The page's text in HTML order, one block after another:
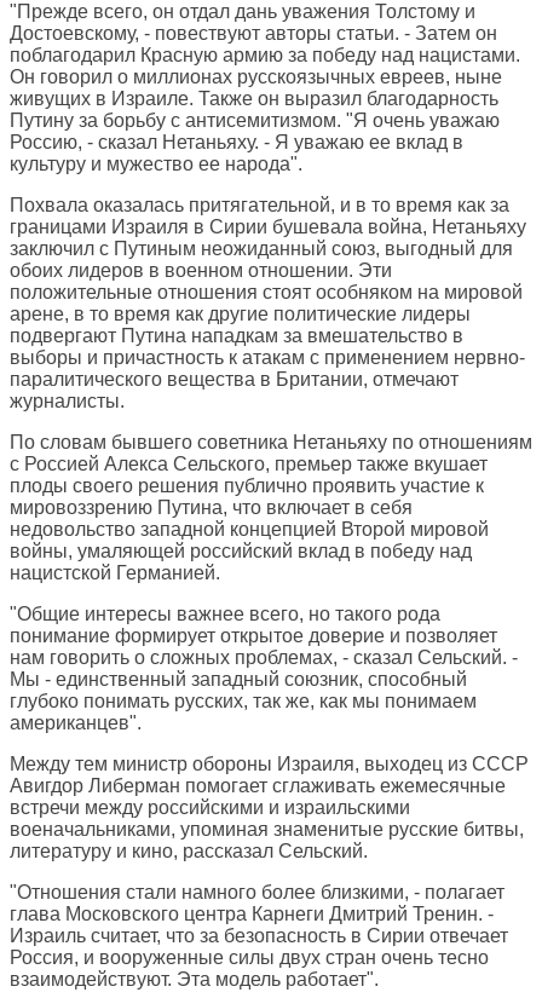
"Прежде всего, он отдал дань уважения Толстому и
Достоевскому, - повествуют авторы статьи. - Затем он
поблагодарил Красную армию за победу над нацистами.
Он говорил о миллионах русскоязычных евреев, ныне
живущих в Израиле. Также он выразил благодарность
Путину за борьбу с антисемитизмом. "Я очень уважаю
Россию, - сказал Нетаньяху. - Я уважаю ее вклад в
культуру и мужество ее народа".
Похвала оказалась притягательной, и в то время как за
границами Израиля в Сирии бушевала война, Нетаньяху
заключил с Путиным неожиданный союз, выгодный для
обоих лидеров в военном отношении. Эти
положительные отношения стоят особняком на мировой
арене, в то время как другие политические лидеры
подвергают Путина нападкам за вмешательство в
выборы и причастность к атакам с применением нервно-
паралитического вещества в Британии, отмечают
журналисты.
По словам бывшего советника Нетаньяху по отношениям
с Россией Алекса Сельского, премьер также вкушает
плоды своего решения публично проявить участие к
мировоззрению Путина, что включает в себя
недовольство западной концепцией Второй мировой
войны, умаляющей российский вклад в победу над
нацистской Германией.
"Общие интересы важнее всего, но такого рода
понимание формирует открытое доверие и позволяет
нам говорить о сложных проблемах, - сказал Сельский. -
Мы - единственный западный союзник, способный
глубоко понимать русских, так же, как мы понимаем
американцев".
Между тем министр обороны Израиля, выходец из СССР
Авигдор Либерман помогает сглаживать ежемесячные
встречи между российскими и израильскими
военачальниками, упоминая знаменитые русские битвы,
литературу и кино, рассказал Сельский.
"Отношения стали намного более близкими, - полагает
глава Московского центра Карнеги Дмитрий Тренин. -
Израиль считает, что за безопасность в Сирии отвечает
Россия, и вооруженные силы двух стран очень тесно
взаимодействуют. Эта модель работает".